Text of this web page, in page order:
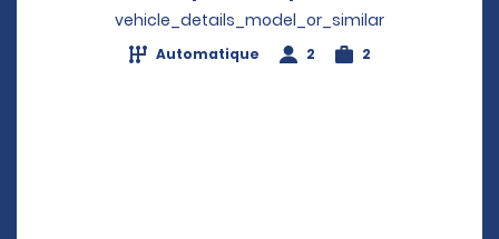
vehicle_details_model_or_similar
Automatique 2 2